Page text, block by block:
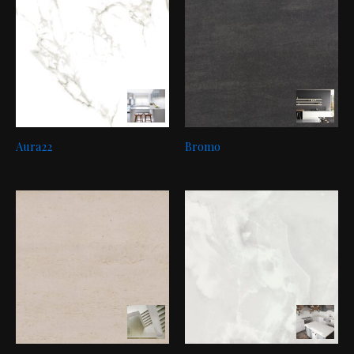
Aura22 Bromo